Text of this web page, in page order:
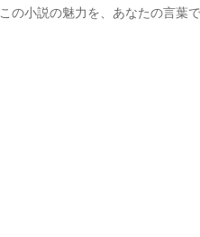
この小説の魅力を、あなたの言葉